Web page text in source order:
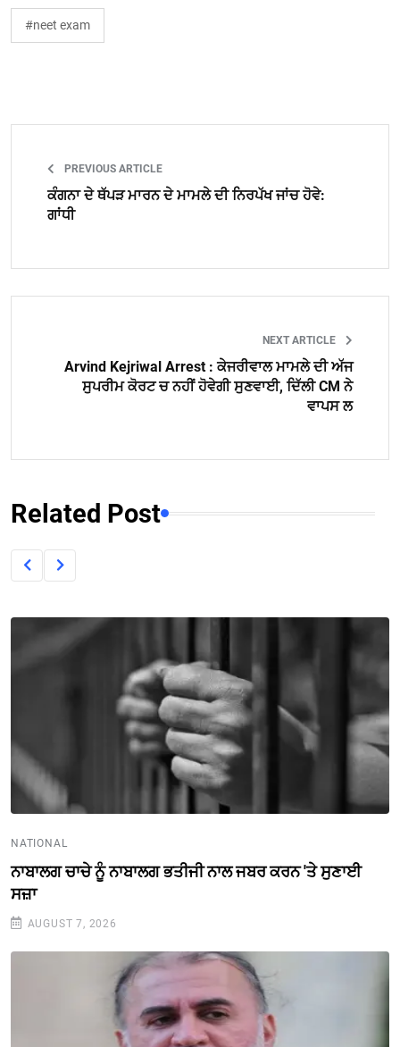
#neet exam
PREVIOUS ARTICLE
ਕੰਗਨਾ ਦੇ ਥੱਪੜ ਮਾਰਨ ਦੇ ਮਾਮਲੇ ਦੀ ਨਿਰਪੱਖ ਜਾਂਚ ਹੋਵੇ:
ਗਾਂਧੀ
NEXT ARTICLE
Arvind Kejriwal Arrest : ਕੇਜਰੀਵਾਲ ਮਾਮਲੇ ਦੀ ਅੱਜ
ਸੁਪਰੀਮ ਕੋਰਟ ਚ ਨਹੀਂ ਹੋਵੇਗੀ ਸੁਣਵਾਈ, ਦਿੱਲੀ CM ਨੇ
ਵਾਪਸ ਲ
Related Post
NATIONAL
ਨਾਬਾਲਗ ਚਾਚੇ ਨੂੰ ਨਾਬਾਲਗ ਭਤੀਜੀ ਨਾਲ ਜਬਰ ਕਰਨ 'ਤੇ ਸੁਣਾਈ
ਸਜ਼ਾ
AUGUST 7, 2026